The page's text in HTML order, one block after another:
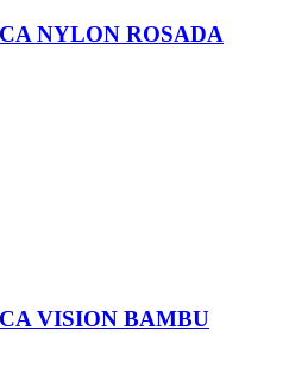
NYLON ROSADA
VISION BAMBU